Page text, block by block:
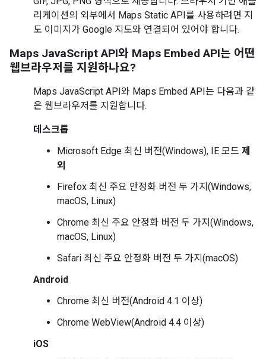
리케이션의 외부에서 Maps Static API를 사용하려면 지
도 이미지가 Google 지도와 연결되어 있어야 합니다.
Maps JavaScript API와 Maps Embed API는 어떤
웹브라우저를 지원하나요?
Maps JavaScript API와 Maps Embed API는 다음과 같
은 웹브라우저를 지원합니다.
데스크톱
Microsoft Edge 최신 버전(Windows), IE 모드 제
외
Firefox 최신 주요 안정화 버전 두 가지(Windows,
macOS, Linux)
Chrome 최신 주요 안정화 버전 두 가지(Windows,
macOS, Linux)
Safari 최신 주요 안정화 버전 두 가지(macOS)
Android
Chrome 최신 버전(Android 4.1 이상)
Chrome WebView(Android 4.4 이상)
iOS